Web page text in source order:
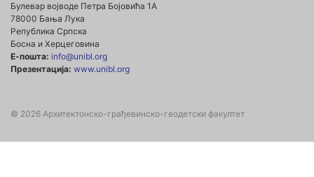
Булевар војводе Петра Бојовића 1А
78000 Бања Лука
Република Српска
Босна и Херцеговина
Е-пошта: info@unibl.org
Презентација: www.unibl.org
© 2026 Архитектонско-грађевинско-геодетски факултет